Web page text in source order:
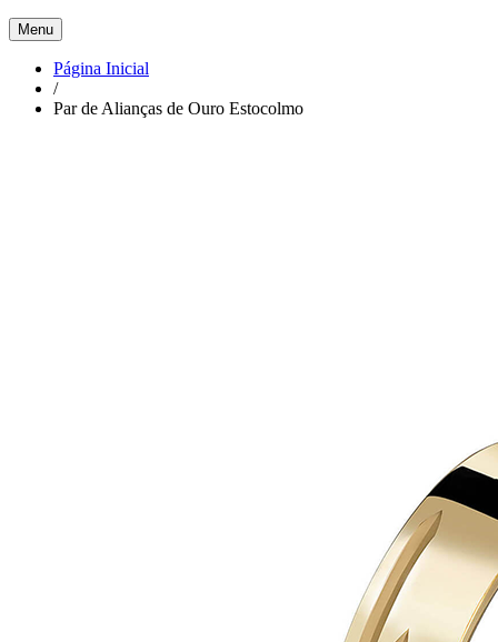
Menu
Página Inicial
/
Par de Alianças de Ouro Estocolmo